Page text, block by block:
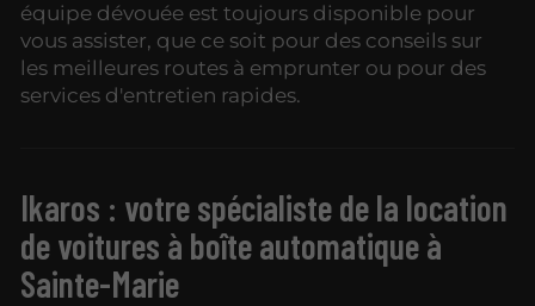
équipe dévouée est toujours disponible pour
vous assister, que ce soit pour des conseils sur
les meilleures routes à emprunter ou pour des
services d'entretien rapides.
Ikaros : votre spécialiste de la location
de voitures à boîte automatique à
Sainte-Marie